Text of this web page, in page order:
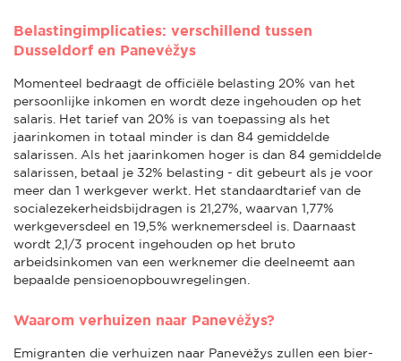
Belastingimplicaties: verschillend tussen
Dusseldorf en Panevėžys
Momenteel bedraagt de officiële belasting 20% van het
persoonlijke inkomen en wordt deze ingehouden op het
salaris. Het tarief van 20% is van toepassing als het
jaarinkomen in totaal minder is dan 84 gemiddelde
salarissen. Als het jaarinkomen hoger is dan 84 gemiddelde
salarissen, betaal je 32% belasting - dit gebeurt als je voor
meer dan 1 werkgever werkt. Het standaardtarief van de
socialezekerheidsbijdragen is 21,27%, waarvan 1,77%
werkgeversdeel en 19,5% werknemersdeel is. Daarnaast
wordt 2,1/3 procent ingehouden op het bruto
arbeidsinkomen van een werknemer die deelneemt aan
bepaalde pensioenopbouwregelingen.
Waarom verhuizen naar Panevėžys?
Emigranten die verhuizen naar Panevėžys zullen een bier-